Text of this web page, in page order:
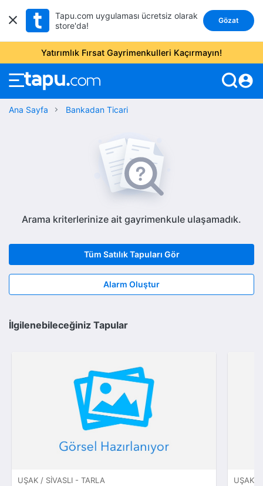
Tapu.com uygulaması ücretsiz olarak
store'da!
Gözat
Yatırımlık Fırsat Gayrimenkulleri Kaçırmayın!
account_circle
Ana Sayfa Bankadan Ticari
Arama kriterlerinize ait gayrimenkule ulaşamadık.
Tüm Satılık Tapuları Gör
Alarm Oluştur
İlgilenebileceğiniz Tapular
UŞAK / SIVASLI - TARLA UŞAK /